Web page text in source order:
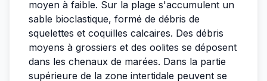
moyen à faible. Sur la plage s'accumulent un
sable bioclastique, formé de débris de
squelettes et coquilles calcaires. Des débris
moyens à grossiers et des oolites se déposent
dans les chenaux de marées. Dans la partie
supérieure de la zone intertidale peuvent se